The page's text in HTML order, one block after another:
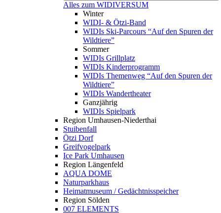
Alles zum WIDIVERSUM
Winter
WIDI- & Ötzi-Band
WIDIs Ski-Parcours “Auf den Spuren der
Wildtiere”
Sommer
WIDIs Grillplatz
WIDIs Kinderprogramm
WIDIs Themenweg “Auf den Spuren der
Wildtiere”
WIDIs Wandertheater
Ganzjährig
WIDIs Spielpark
Region Umhausen-Niederthai
Stuibenfall
Ötzi Dorf
Greifvogelpark
Ice Park Umhausen
Region Längenfeld
AQUA DOME
Naturparkhaus
Heimatmuseum / Gedächtnisspeicher
Region Sölden
007 ELEMENTS